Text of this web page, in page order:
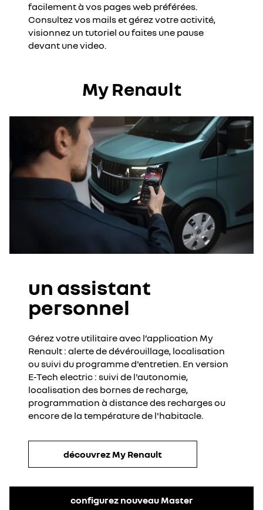
facilement à vos pages web préférées.
Consultez vos mails et gérez votre activité,
visionnez un tutoriel ou faites une pause
devant une video.
My Renault
un assistant
personnel
Gérez votre utilitaire avec l’application My
Renault : alerte de dévérouillage, localisation
ou suivi du programme d'entretien. En version
E-Tech electric : suivi de l'autonomie,
localisation des bornes de recharge,
programmation à distance des recharges ou
encore de la température de l'habitacle.
découvrez My Renault
configurez nouveau Master